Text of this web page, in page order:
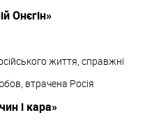
Онєгін»
життя, справжні
втрачена Росія
і кара»